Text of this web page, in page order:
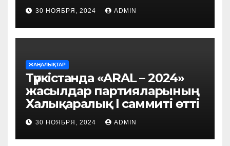
30 НОЯБРЯ, 2024 ADMIN
ЖАҢАЛЫҚТАР
Түркістанда «ARAL – 2024»
жасылдар партияларының
Халықаралық I саммиті өтті
30 НОЯБРЯ, 2024 ADMIN